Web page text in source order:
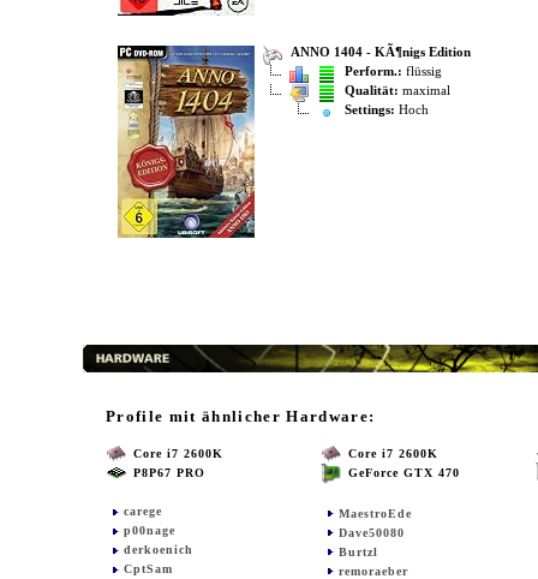
ANNO 1404 - KÃ¶nigs Edition
Perform.: flüssig
Qualität: maximal
Settings: Hoch
Profile mit ähnlicher Hardware:
Core i7 2600K
P8P67 PRO
carege
p00nage
derkoenich
CptSam
Core i7 2600K
GeForce GTX 470
MaestroEde
Dave50080
Burtzl
remoraeber